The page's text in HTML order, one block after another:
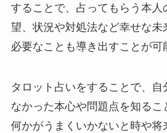
することで、占ってもらう本人
望、状況や対処法など幸せな未
必要なことも導き出すことが可
タロット占いをすることで、自
なかった本心や問題点を知るこ
何かがうまくいかないと時や将